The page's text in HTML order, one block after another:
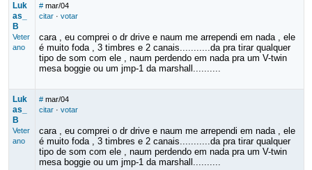
Luk
as_
B
Veter
ano
# mar/04
citar· votar
cara , eu comprei o dr drive e naum me arrependi em nada , ele
é muito foda , 3 timbres e 2 canais...........da pra tirar qualquer
tipo de som com ele , naum perdendo em nada pra um V-twin
mesa boggie ou um jmp-1 da marshall..........
Luk
as_
B
Veter
ano
# mar/04
citar· votar
cara , eu comprei o dr drive e naum me arrependi em nada , ele
é muito foda , 3 timbres e 2 canais...........da pra tirar qualquer
tipo de som com ele , naum perdendo em nada pra um V-twin
mesa boggie ou um jmp-1 da marshall..........